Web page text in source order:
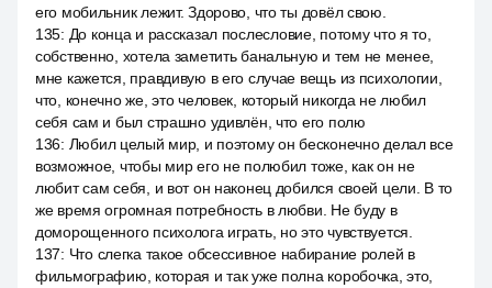
его мобильник лежит. Здорово, что ты довёл свою.
135: До конца и рассказал послесловие, потому что я то,
собственно, хотела заметить банальную и тем не менее,
мне кажется, правдивую в его случае вещь из психологии,
что, конечно же, это человек, который никогда не любил
себя сам и был страшно удивлён, что его полю
136: Любил целый мир, и поэтому он бесконечно делал все
возможное, чтобы мир его не полюбил тоже, как он не
любит сам себя, и вот он наконец добился своей цели. В то
же время огромная потребность в любви. Не буду в
доморощенного психолога играть, но это чувствуется.
137: Что слегка такое обсессивное набирание ролей в
фильмографию, которая и так уже полна коробочка, это,